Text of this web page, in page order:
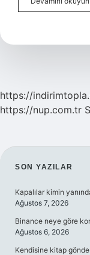
https://
https://nup.com.tr
SON YAZILAR
Kapalılar kimin
Ağustos 7, 2026
Binance neye göre
Ağustos 6, 2026
Kendisine kitap